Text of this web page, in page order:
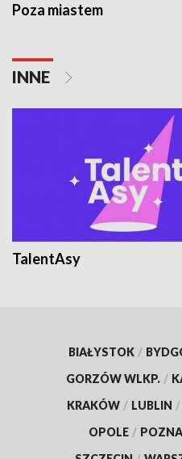
Poza miastem
INNE
TalentAsy
BIAŁYSTOK /
GORZÓW WLKP. /
KRAKÓW / LUBLIN /
OPOLE /